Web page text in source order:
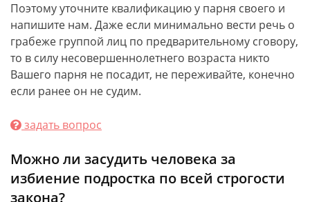
Поэтому уточните квалификацию у парня своего и
напишите нам. Даже если минимально вести речь о
грабеже группой лиц по предварительному сговору,
то в силу несовершеннолетнего возраста никто
Вашего парня не посадит, не переживайте, конечно
если ранее он не судим.
задать вопрос
Можно ли засудить человека за
избиение подростка по всей строгости
закона?